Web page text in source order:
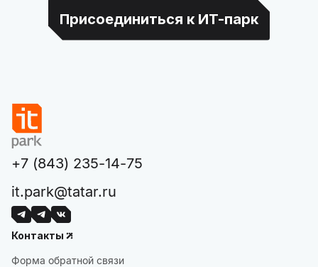
Присоединиться к ИТ-парк
+7 (843) 235-14-75
it.park@tatar.ru
Контакты
Форма обратной связи